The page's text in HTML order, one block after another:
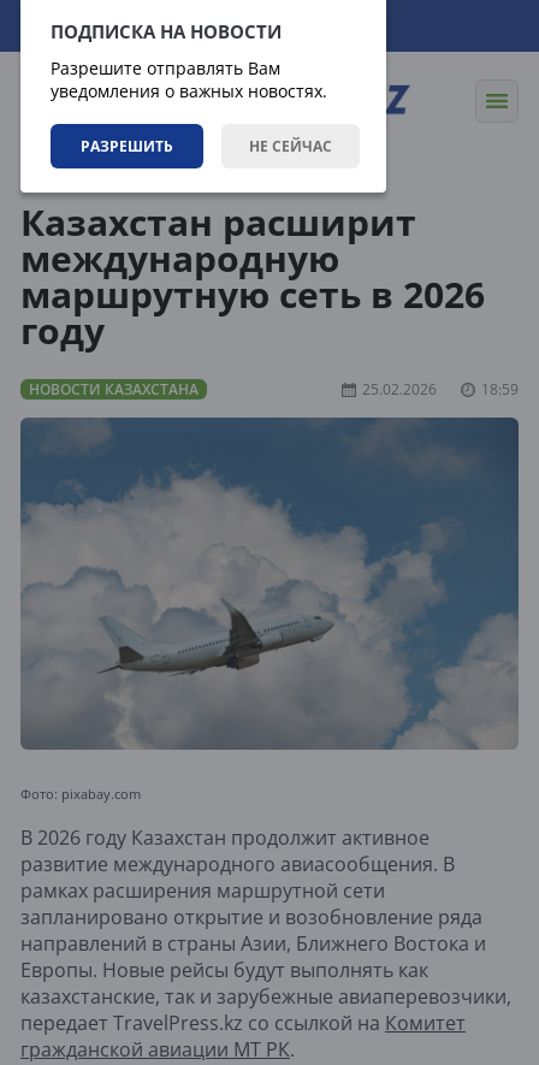
ПОДПИСКА НА НОВОСТИ
Разрешите отправлять Вам
уведомления о важных новостях.
РАЗРЕШИТЬ НЕ СЕЙЧАС
06.08.2026 14:52:00
Казахстан расширит
международную
маршрутную сеть в 2026
году
НОВОСТИ КАЗАХСТАНА 25.02.2026 18:59
Фото: pixabay.com
В 2026 году Казахстан продолжит активное
развитие международного авиасообщения. В
рамках расширения маршрутной сети
запланировано открытие и возобновление ряда
направлений в страны Азии, Ближнего Востока и
Европы. Новые рейсы будут выполнять как
казахстанские, так и зарубежные авиаперевозчики,
передает TravelPress.kz со ссылкой на Комитет
гражданской авиации МТ РК.